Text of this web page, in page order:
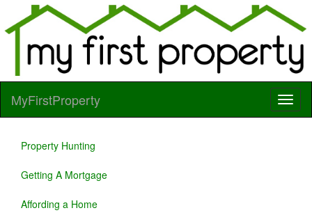
MyFirstProperty
Property Hunting
Getting A Mortgage
Affording a Home